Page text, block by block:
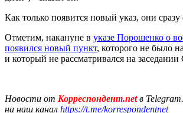
Как только появится новый указ, они
Отметим, накануне в указе Порошенко о
появился новый пункт, которого не было
и который не рассматривался на
Новости от Корреспондент.netв
на наш канал https://t.me/korrespondentnet